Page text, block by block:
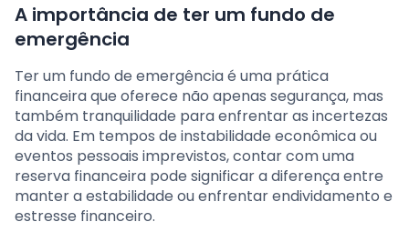
A importância de ter um fundo de
emergência
Ter um fundo de emergência é uma prática
financeira que oferece não apenas segurança, mas
também tranquilidade para enfrentar as incertezas
da vida. Em tempos de instabilidade econômica ou
eventos pessoais imprevistos, contar com uma
reserva financeira pode significar a diferença entre
manter a estabilidade ou enfrentar endividamento e
estresse financeiro.